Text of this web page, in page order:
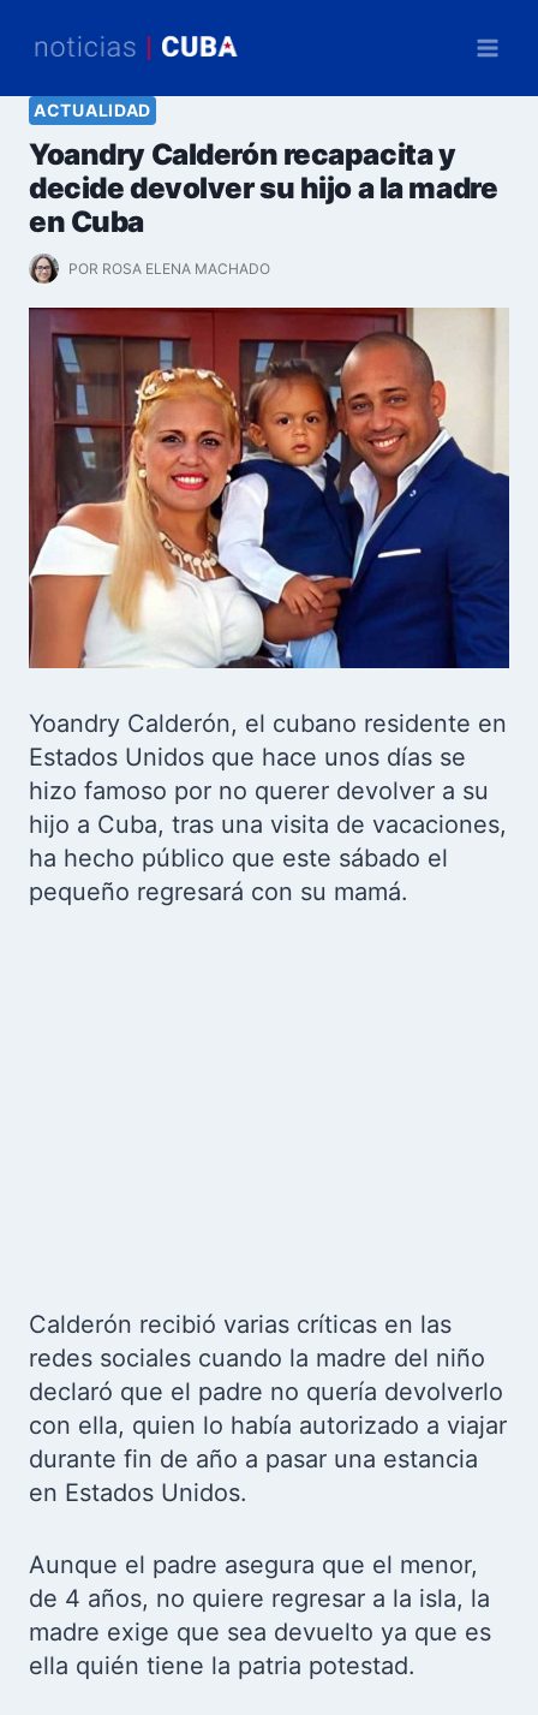
ACTUALIDAD
Yoandry Calderón recapacita y
decide devolver su hijo a la madre
en Cuba
POR ROSA ELENA MACHADO
Yoandry Calderón, el cubano residente en
Estados Unidos que hace unos días se
hizo famoso por no querer devolver a su
hijo a Cuba, tras una visita de vacaciones,
ha hecho público que este sábado el
pequeño regresará con su mamá.
Calderón recibió varias críticas en las
redes sociales cuando la madre del niño
declaró que el padre no quería devolverlo
con ella, quien lo había autorizado a viajar
durante fin de año a pasar una estancia
en Estados Unidos.
Aunque el padre asegura que el menor,
de 4 años, no quiere regresar a la isla, la
madre exige que sea devuelto ya que es
ella quién tiene la patria potestad.